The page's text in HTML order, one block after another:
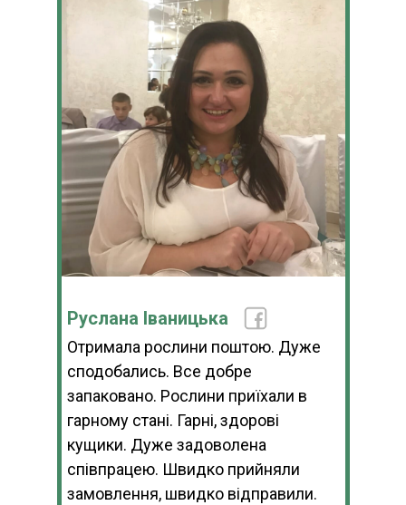
Руслана Іваницька
Отримала рослини поштою. Дуже
сподобались. Все добре
запаковано. Рослини приїхали в
гарному стані. Гарні, здорові
кущики. Дуже задоволена
співпрацею. Швидко прийняли
замовлення, швидко відправили.